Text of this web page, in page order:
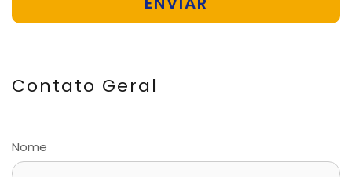
Contato Geral
Nome